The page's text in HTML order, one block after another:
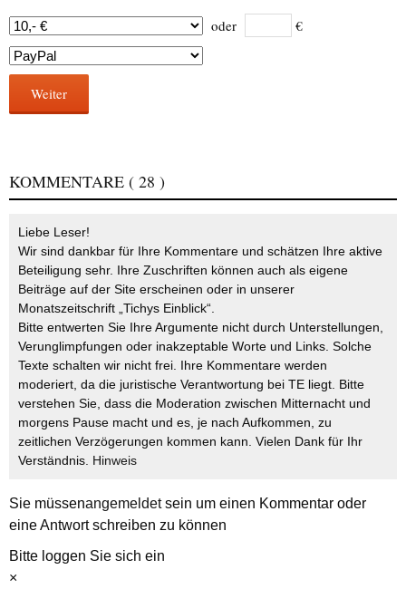
oder €
Weiter
KOMMENTARE ( 28 )
Liebe Leser!
Wir sind dankbar für Ihre Kommentare und schätzen Ihre aktive
Beteiligung sehr. Ihre Zuschriften können auch als eigene
Beiträge auf der Site erscheinen oder in unserer
Monatszeitschrift „Tichys Einblick“.
Bitte entwerten Sie Ihre Argumente nicht durch Unterstellungen,
Verunglimpfungen oder inakzeptable Worte und Links. Solche
Texte schalten wir nicht frei. Ihre Kommentare werden
moderiert, da die juristische Verantwortung bei TE liegt. Bitte
verstehen Sie, dass die Moderation zwischen Mitternacht und
morgens Pause macht und es, je nach Aufkommen, zu
zeitlichen Verzögerungen kommen kann. Vielen Dank für Ihr
Verständnis. Hinweis
Sie müssenangemeldetsein um einen Kommentar oder
eine Antwort schreiben zu können
Bitte loggen Sie sich ein
×